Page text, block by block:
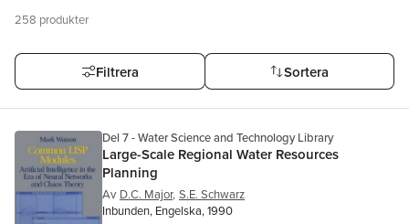
258 produkter
Filtrera Sortera
Del 7 - Water Science and Technology Library
Large-Scale Regional Water Resources
Planning
Av D.C. Major, S.E. Schwarz
Inbunden, Engelska, 1990